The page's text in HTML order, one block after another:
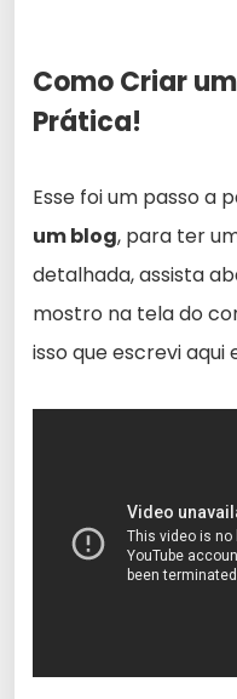
Como Criar
Prática!
Esse foi um passo a
um blog, para ter
detalhada, assista
mostro na tela do
isso que escrevi aqui